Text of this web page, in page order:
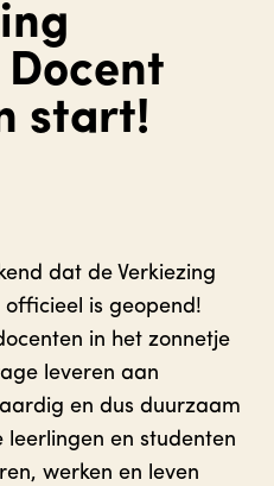
start!
dat de Verkiezing
is geopend!
in het zonnetje
leveren aan
en dus duurzaam
leerlingen en studenten
werken en leven